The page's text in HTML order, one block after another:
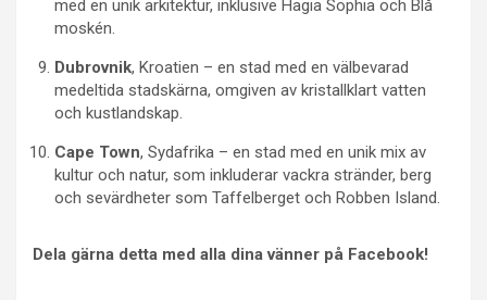
med en unik arkitektur, inklusive Hagia Sophia och Blå
moskén.
Dubrovnik, Kroatien – en stad med en välbevarad
medeltida stadskärna, omgiven av kristallklart vatten
och kustlandskap.
Cape Town, Sydafrika – en stad med en unik mix av
kultur och natur, som inkluderar vackra stränder, berg
och sevärdheter som Taffelberget och Robben Island.
Dela gärna detta med alla dina vänner på Facebook!